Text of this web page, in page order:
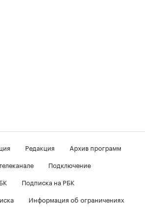
Редакция
Архив программ
Подключение
Подписка на РБК
Информация об ограничениях